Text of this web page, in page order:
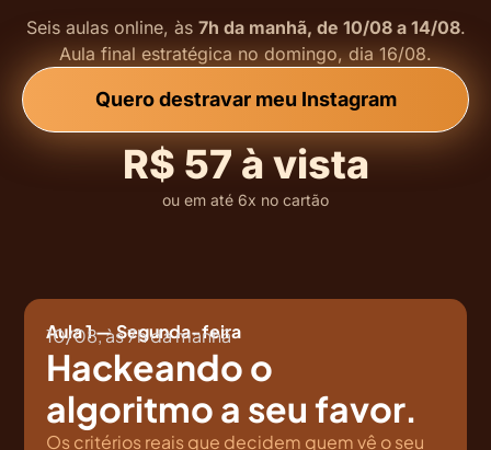
Seis aulas online, às 7h da manhã, de 10/08 a 14/08.
Aula final estratégica no domingo, dia 16/08.
Quero destravar meu Instagram
R$ 57 à vista
ou em até 6x no cartão
Aula 1 — Segunda-feira
10/08, às 7h da manhã
Hackeando o
algoritmo a seu favor.
Os critérios reais que decidem quem vê o seu